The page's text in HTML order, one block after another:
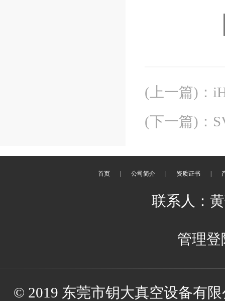
(上一篇) ：
(下一篇) ：
首页 公司简介 资质证书
联系人：
管理登
© 2019 东莞市钥大真空设备有